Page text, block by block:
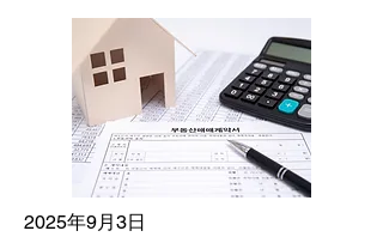
2025年9月3日